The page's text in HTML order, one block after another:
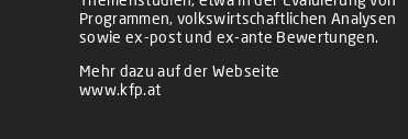
Programmen, volkswirtschaftlichen Analysen
sowie ex-post und ex-ante Bewertungen.
Mehr dazu auf der Webseite
www.kfp.at